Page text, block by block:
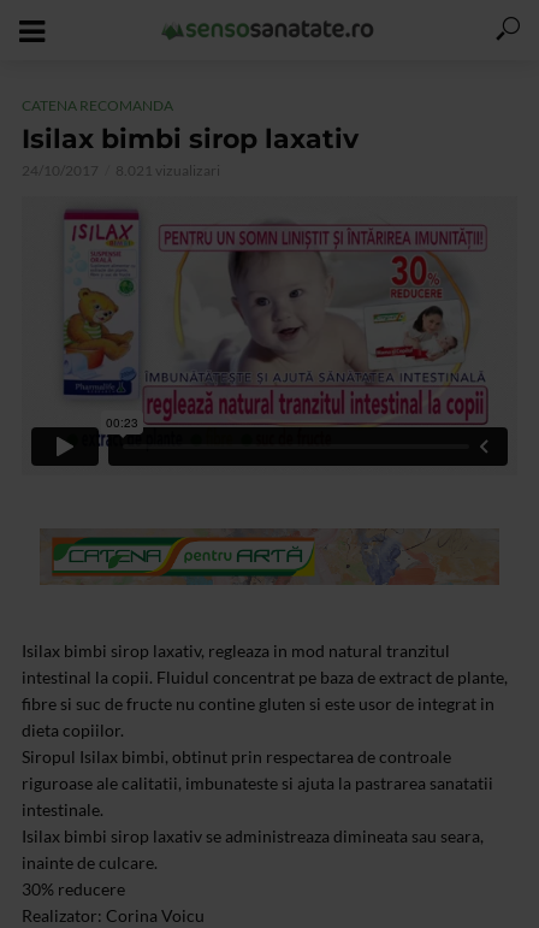
CATENA RECOMANDA
Isilax bimbi sirop laxativ
24/10/2017 8.021 vizualizari
Isilax bimbi sirop laxativ, regleaza in mod natural tranzitul
intestinal la copii. Fluidul concentrat pe baza de extract de plante,
fibre si suc de fructe nu contine gluten si este usor de integrat in
dieta copiilor.
Siropul Isilax bimbi, obtinut prin respectarea de controale
riguroase ale calitatii, imbunateste si ajuta la pastrarea sanatatii
intestinale.
Isilax bimbi sirop laxativ se administreaza dimineata sau seara,
inainte de culcare.
30% reducere
Realizator: Corina Voicu